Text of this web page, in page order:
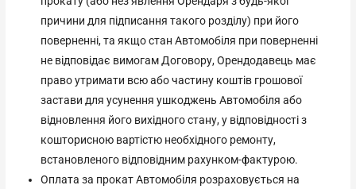
причини для підписання такого розділу) при його
поверненні, та якщо стан Автомобіля при поверненні
не відповідає вимогам Договору, Орендодавець має
право утримати всю або частину коштів грошової
застави для усунення ушкоджень Автомобіля або
відновлення його вихідного стану, у відповідності з
кошторисною вартістю необхідного ремонту,
встановленого відповідним рахунком-фактурою.
Оплата за прокат Автомобіля розраховується на